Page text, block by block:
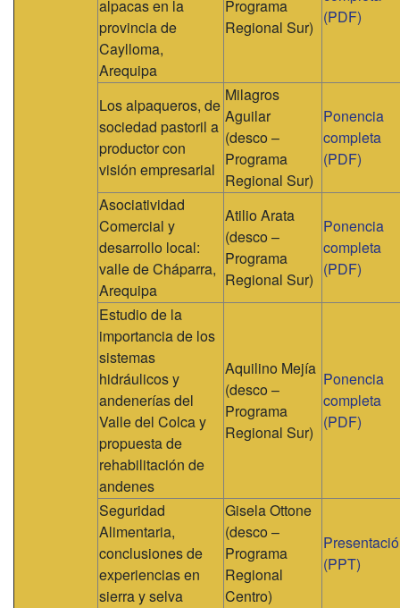
alpacas en la
provincia de
Caylloma,
Arequipa
Programa
Regional Sur)
(PDF)
Los alpaqueros, de
sociedad pastoril a
productor con
visión empresarial
Milagros
Aguilar
(desco –
Programa
Regional Sur)
Ponencia
completa
(PDF)
Asociatividad
Comercial y
desarrollo local:
valle de Cháparra,
Arequipa
Atilio Arata
(desco –
Programa
Regional Sur)
Ponencia
completa
(PDF)
Estudio de la
importancia de los
sistemas
hidráulicos y
andenerías del
Valle del Colca y
propuesta de
rehabilitación de
andenes
Aquilino Mejía
(desco –
Programa
Regional Sur)
Ponencia
completa
(PDF)
Seguridad
Alimentaria,
conclusiones de
experiencias en
sierra y selva
Gisela Ottone
(desco –
Programa
Regional
Centro)
(PPT)